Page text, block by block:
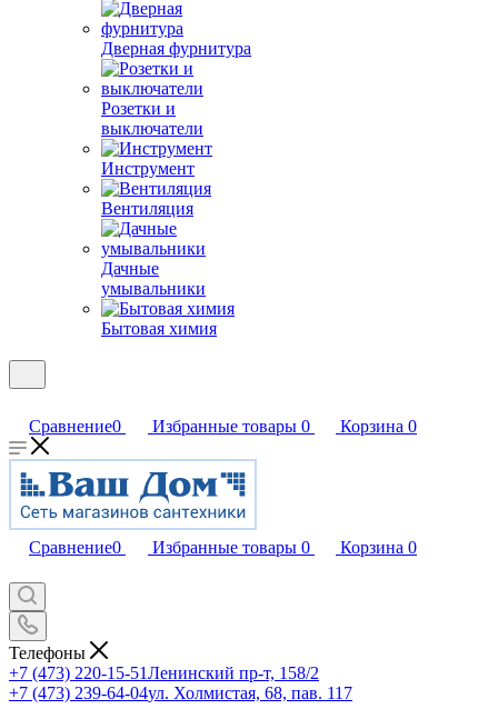
Дверная фурнитура
Розетки и
выключатели
Инструмент
Вентиляция
Дачные
умывальники
Бытовая химия
Сравнение0 Избранные товары 0 Корзина 0
Сравнение0 Избранные товары 0 Корзина 0
Телефоны
+7 (473) 220-15-51Ленинский пр-т, 158/2
+7 (473) 239-64-04ул. Холмистая, 68, пав. 117